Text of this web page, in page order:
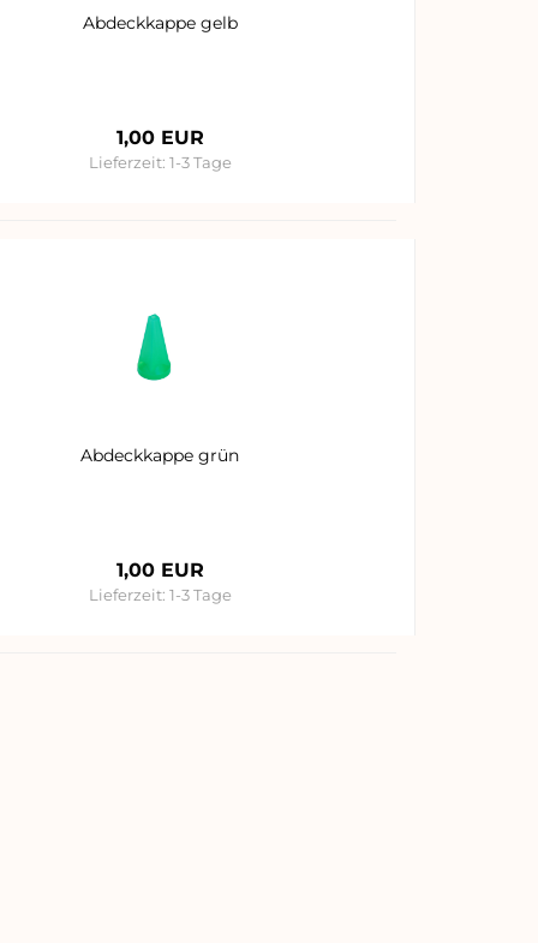
Abdeckkappe gelb
1,00 EUR
Lieferzeit:1-3 Tage
Abdeckkappe grün
1,00 EUR
Lieferzeit:1-3 Tage